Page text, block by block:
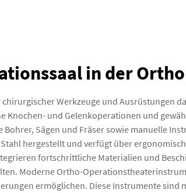
in der
Werkzeuge und Ausrüstungen
und Gelenkoperationen und
Sägen und Fräser sowie manuelle
hergestellt und verfügt über
fortschrittliche Materialien und
Moderne Ortho-
ermöglichen. Diese Instrumente sind